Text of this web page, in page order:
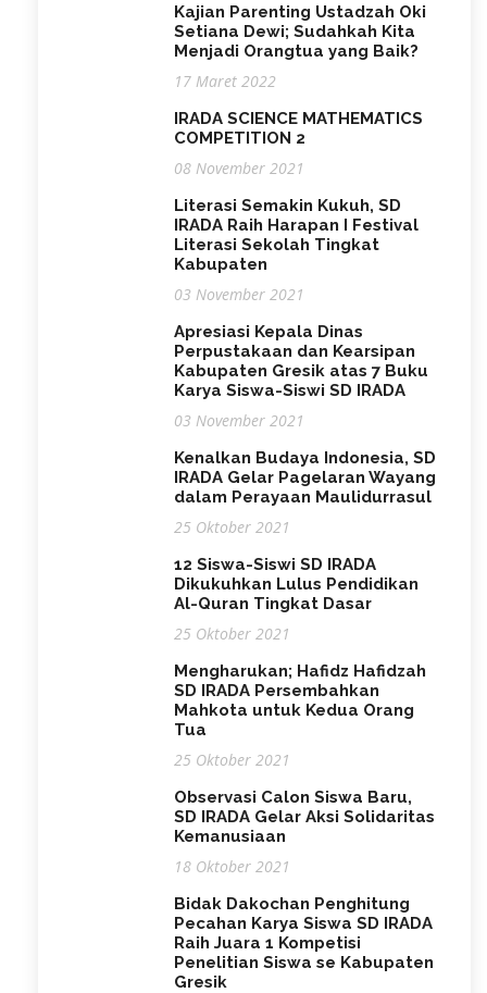
Kajian Parenting Ustadzah Oki
Setiana Dewi; Sudahkah Kita
Menjadi Orangtua yang Baik?
17 Maret 2022
IRADA SCIENCE MATHEMATICS
COMPETITION 2
08 November 2021
Literasi Semakin Kukuh, SD
IRADA Raih Harapan I Festival
Literasi Sekolah Tingkat
Kabupaten
03 November 2021
Apresiasi Kepala Dinas
Perpustakaan dan Kearsipan
Kabupaten Gresik atas 7 Buku
Karya Siswa-Siswi SD IRADA
03 November 2021
Kenalkan Budaya Indonesia, SD
IRADA Gelar Pagelaran Wayang
dalam Perayaan Maulidurrasul
25 Oktober 2021
12 Siswa-Siswi SD IRADA
Dikukuhkan Lulus Pendidikan
Al-Quran Tingkat Dasar
25 Oktober 2021
Mengharukan; Hafidz Hafidzah
SD IRADA Persembahkan
Mahkota untuk Kedua Orang
Tua
25 Oktober 2021
Observasi Calon Siswa Baru,
SD IRADA Gelar Aksi Solidaritas
Kemanusiaan
18 Oktober 2021
Bidak Dakochan Penghitung
Pecahan Karya Siswa SD IRADA
Raih Juara 1 Kompetisi
Penelitian Siswa se Kabupaten
Gresik